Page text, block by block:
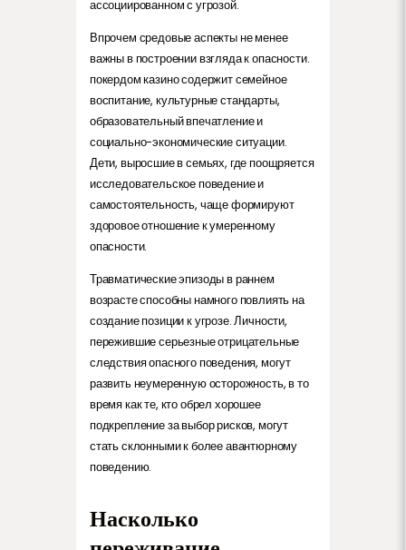
ассоциированном с угрозой.
Впрочем средовые аспекты не менее
важны в построении взгляда к опасности.
покердом казино содержит семейное
воспитание, культурные стандарты,
образовательный впечатление и
социально-экономические ситуации.
Дети, выросшие в семьях, где поощряется
исследовательское поведение и
самостоятельность, чаще формируют
здоровое отношение к умеренному
опасности.
Травматические эпизоды в раннем
возрасте способны намного повлиять на
создание позиции к угрозе. Личности,
пережившие серьезные отрицательные
следствия опасного поведения, могут
развить неумеренную осторожность, в то
время как те, кто обрел хорошее
подкрепление за выбор рисков, могут
стать склонными к более авантюрному
поведению.
Насколько